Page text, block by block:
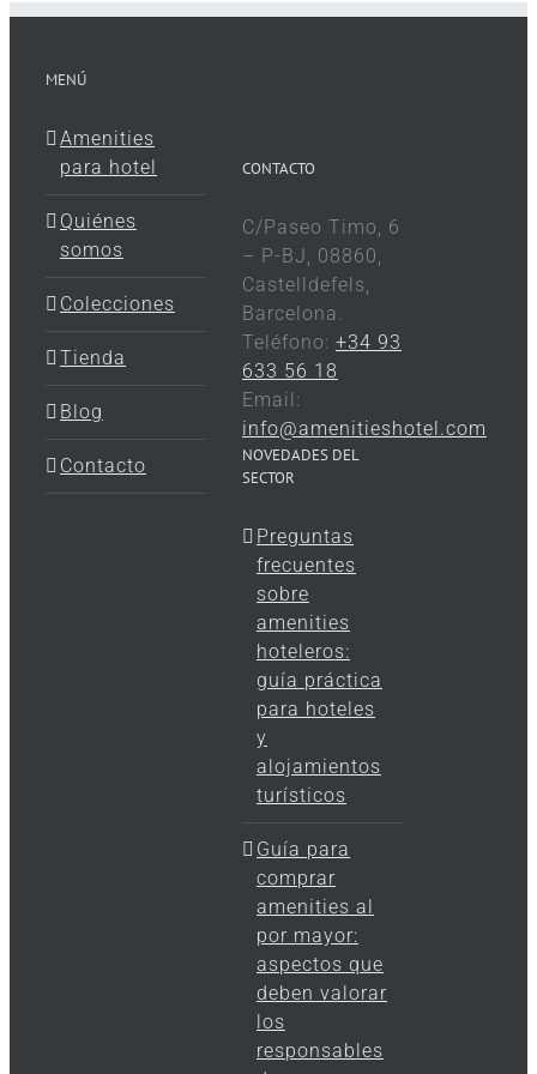
MENÚ
Amenities
para hotel
Quiénes
somos
Colecciones
Tienda
Blog
Contacto
CONTACTO
C/Paseo Timo, 6
– P-BJ, 08860,
Castelldefels,
Barcelona.
Teléfono: +34 93
633 56 18
Email:
info@amenitieshotel.com
NOVEDADES DEL
SECTOR
Preguntas
frecuentes
sobre
amenities
hoteleros:
guía práctica
para hoteles
y
alojamientos
turísticos
Guía para
comprar
amenities al
por mayor:
aspectos que
deben valorar
los
responsables